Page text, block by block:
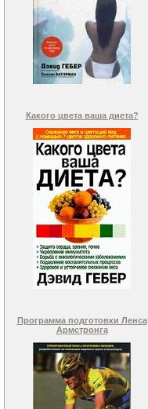
Какого цвета ваша диета?
Программа подготовки Ленса
Армстронга